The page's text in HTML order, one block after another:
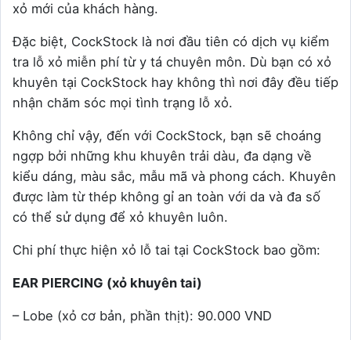
xỏ mới của khách hàng.
Đặc biệt, CockStock là nơi đầu tiên có dịch vụ kiểm
tra lỗ xỏ miễn phí từ y tá chuyên môn. Dù bạn có xỏ
khuyên tại CockStock hay không thì nơi đây đều tiếp
nhận chăm sóc mọi tình trạng lỗ xỏ.
Không chỉ vậy, đến với CockStock, bạn sẽ choáng
ngợp bởi những khu khuyên trải dàu, đa dạng về
kiểu dáng, màu sắc, mẫu mã và phong cách. Khuyên
được làm từ thép không gỉ an toàn với da và đa số
có thể sử dụng để xỏ khuyên luôn.
Chi phí thực hiện xỏ lỗ tai tại CockStock bao gồm:
EAR PIERCING (xỏ khuyên tai)
– Lobe (xỏ cơ bản, phần thịt): 90.000 VND